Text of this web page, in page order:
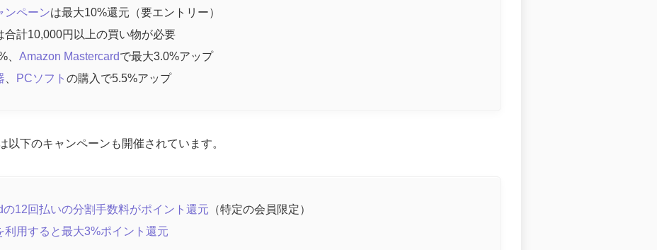
ンペーンは最大10%還元（要エントリー）
合計10,000円以上の買い物が必要
、 Amazon Mastercardで最大3.0%アップ
PCソフト の購入で5.5%アップ
以下のキャンペーンも開催されています。
12回払いの分割手数料がポイント還元 （特定の会員限定）
利用すると最大3%ポイント還元